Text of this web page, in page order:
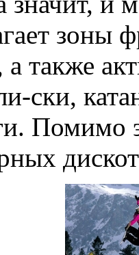
зоны
также
ски,
Помимо